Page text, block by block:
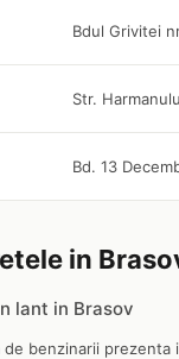
Bdul Grivitei
Str.
Bd. 13
in
lant in Brasov
benzinarii